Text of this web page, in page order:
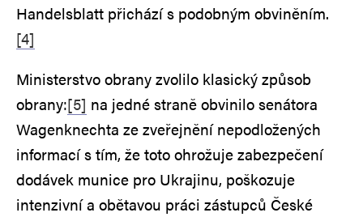
Handelsblatt přichází s podobným obviněním.
[4]
Ministerstvo obrany zvolilo klasický způsob
obrany:[5] na jedné straně obvinilo senátora
Wagenknechta ze zveřejnění nepodložených
informací s tím, že toto ohrožuje zabezpečení
dodávek munice pro Ukrajinu, poškozuje
intenzivní a obětavou práci zástupců České